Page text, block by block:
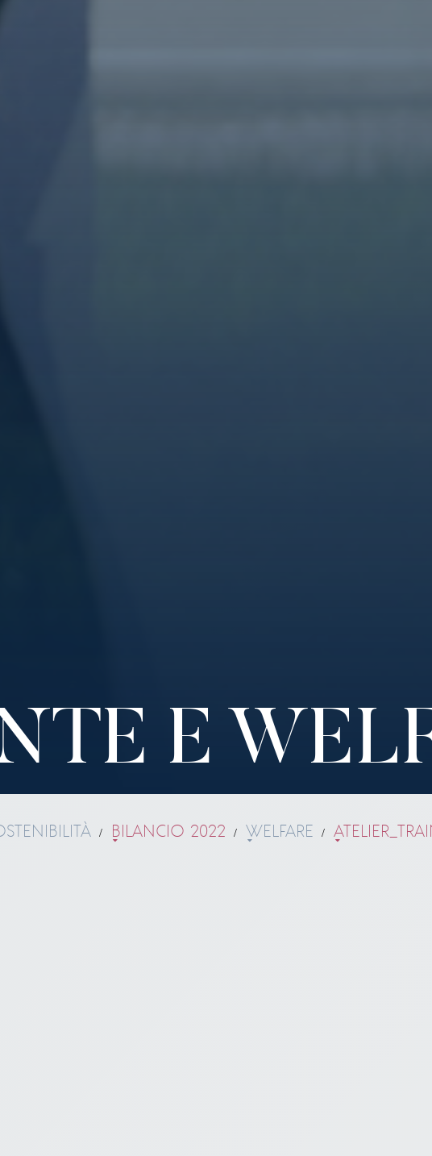
E
BILANCIO 2022 WELFARE